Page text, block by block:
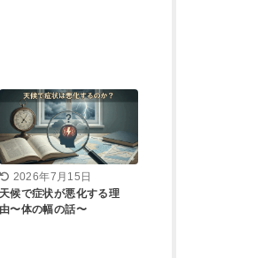
2026年7月15日
天候で症状が悪化する理
由〜体の幅の話〜